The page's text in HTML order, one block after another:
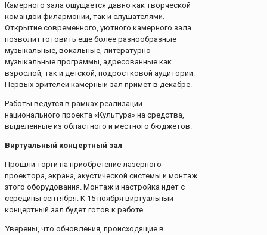
Камерного зала ощущается давно как творческой
командой филармонии, так и слушателями.
Открытие современного, уютного камерного зала
позволит готовить еще более разнообразные
музыкальные, вокальные, литературно-
музыкальные программы, адресованные как
взрослой, так и детской, подростковой аудитории.
Первых зрителей камерный зал примет в декабре.
Работы ведутся в рамках реализации
национального проекта «Культура» на средства,
выделенные из областного и местного бюджетов.
Виртуальный концертный зал
Прошли торги на приобретение лазерного
проектора, экрана, акустической системы и монтаж
этого оборудования. Монтаж и настройка идет с
середины сентября. К 15 ноября виртуальный
концертный зал будет готов к работе.
Уверены, что обновления, происходящие в